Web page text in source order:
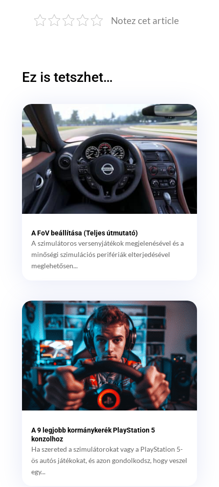
Notez cet article
Ez is tetszhet…
A FoV beállítása (Teljes útmutató)
A szimulátoros versenyjátékok megjelenésével és a
minőségi szimulációs perifériák elterjedésével
meglehetősen...
A 9 legjobb kormánykerék PlayStation 5
konzolhoz
Ha szereted a szimulátorokat vagy a PlayStation 5-
ös autós játékokat, és azon gondolkodsz, hogy veszel
egy...